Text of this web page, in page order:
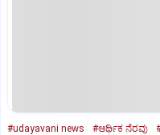
#udayavani news #ಆರ್ಥಿಕ ನೆರವು